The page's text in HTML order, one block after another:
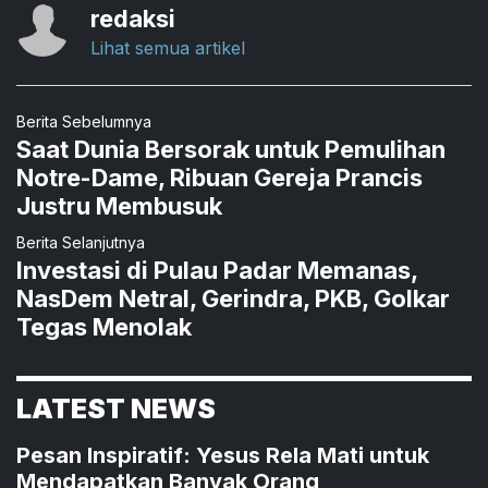
redaksi
Lihat semua artikel
Berita Sebelumnya
Saat Dunia Bersorak untuk Pemulihan
Notre-Dame, Ribuan Gereja Prancis
Justru Membusuk
Berita Selanjutnya
Investasi di Pulau Padar Memanas,
NasDem Netral, Gerindra, PKB, Golkar
Tegas Menolak
LATEST NEWS
Pesan Inspiratif: Yesus Rela Mati untuk
Mendapatkan Banyak Orang